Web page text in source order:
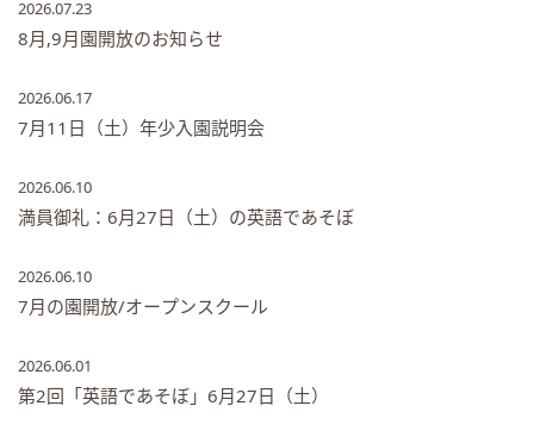
2026.07.23
8月,9月園開放のお知らせ
2026.06.17
7月11日（土）年少入園説明会
2026.06.10
満員御礼：6月27日（土）の英語であそぼ
2026.06.10
7月の園開放/オープンスクール
2026.06.01
第2回「英語であそぼ」6月27日（土）